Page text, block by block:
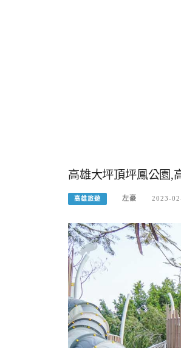
高雄大坪頂坪鳳公園,
高雄旅遊 左豪 2023-